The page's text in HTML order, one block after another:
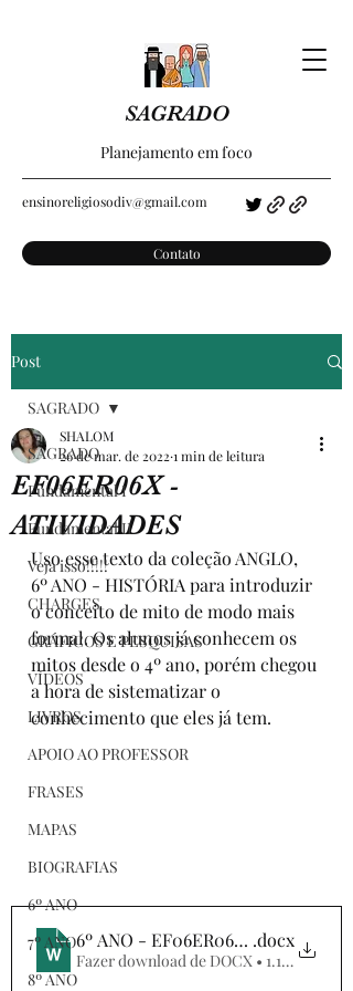
SAGRADO
Planejamento em foco
ensinoreligiosodiv@gmail.com
Contato
Post
SAGRADO
Fundamental I
Fundamental II
Veja isso!!!!!
CHARGES
GRÁFICOS E PESQUISAS
VÍDEOS
LIVROS
APOIO AO PROFESSOR
FRASES
MAPAS
BIOGRAFIAS
6º ANO
7º ANO
8º ANO
SAGRADO
EF06ER06X -
ATIVIDADES
SHALOM
26 de mar. de 2022 1 min de leitura
Uso esse texto da coleção ANGLO,
6º ANO - HISTÓRIA para introduzir
o conceito de mito de modo mais
formal. Os alunos já conhecem os
mitos desde o 4º ano, porém chegou
a hora de sistematizar o
conhecimento que eles já tem.
6º ANO - EF06ER06X - O QUE É
.docx
Fazer download de DOCX • 1.18MB